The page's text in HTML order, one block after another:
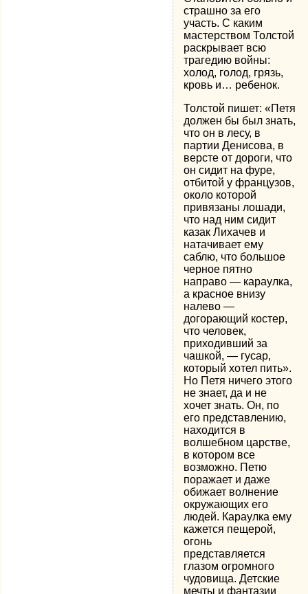
страшно за его
участь. С каким
мастерством Толстой
раскрывает всю
трагедию войны:
холод, голод, грязь,
кровь и… ребенок.
Толстой пишет: «Петя
должен бы был знать,
что он в лесу, в
партии Денисова, в
версте от дороги, что
он сидит на фуре,
отбитой у французов,
около которой
привязаны лошади,
что над ним сидит
казак Лихачев и
натачивает ему
саблю, что большое
черное пятно
направо — караулка,
а красное внизу
налево —
догорающий костер,
что человек,
приходивший за
чашкой, — гусар,
который хотел пить».
Но Петя ничего этого
не знает, да и не
хочет знать. Он, по
его представлению,
находится в
волшебном царстве,
в котором все
возможно. Петю
поражает и даже
обижает волнение
окружающих его
людей. Караулка ему
кажется пещерой,
огонь
представляется
глазом огромного
чудовища. Детские
мечты и фантазии